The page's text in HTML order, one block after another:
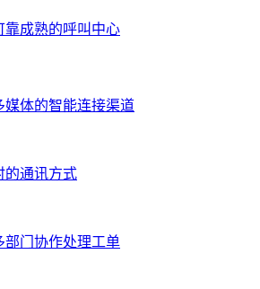
靠成熟的呼叫中心
媒体的智能连接渠道
的通讯方式
部门协作处理工单